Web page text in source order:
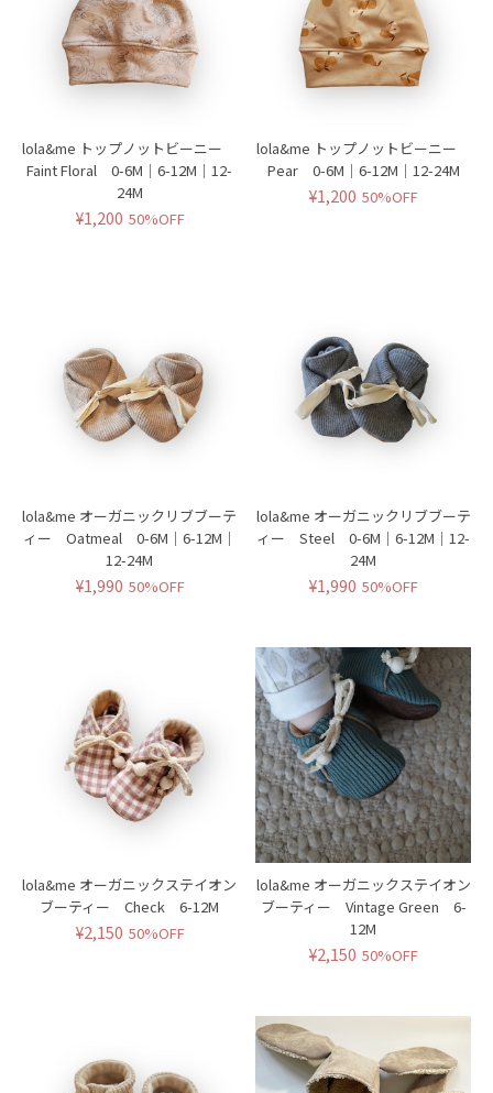
lola&me トップノットビーニー
Faint Floral 0-6M｜6-12M｜12-
24M
¥1,200 50%OFF
lola&me トップノットビーニー
Pear 0-6M｜6-12M｜12-24M
¥1,200 50%OFF
lola&me オーガニックリブブーテ
ィー Oatmeal 0-6M｜6-12M｜
12-24M
¥1,990 50%OFF
lola&me オーガニックリブブーテ
ィー Steel 0-6M｜6-12M｜12-
24M
¥1,990 50%OFF
lola&me オーガニックステイオン
ブーティー Check 6-12M
¥2,150 50%OFF
lola&me オーガニックステイオン
ブーティー Vintage Green 6-
12M
¥2,150 50%OFF